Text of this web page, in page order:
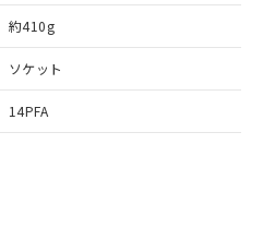
約410g
ソケット
14PFA
ブサイト上で当社にご
同利用者が、当社の製
関するお客様との取
ダウンロード
をダウンロードするこ